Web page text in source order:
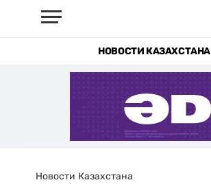
НОВОСТИ КАЗАХСТАНА
Новости Казахстана